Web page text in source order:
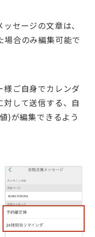
セージの文章は、
場合のみ編集可能で
様ご自身でカレンダ
して送信する、自
)が編集できるよう